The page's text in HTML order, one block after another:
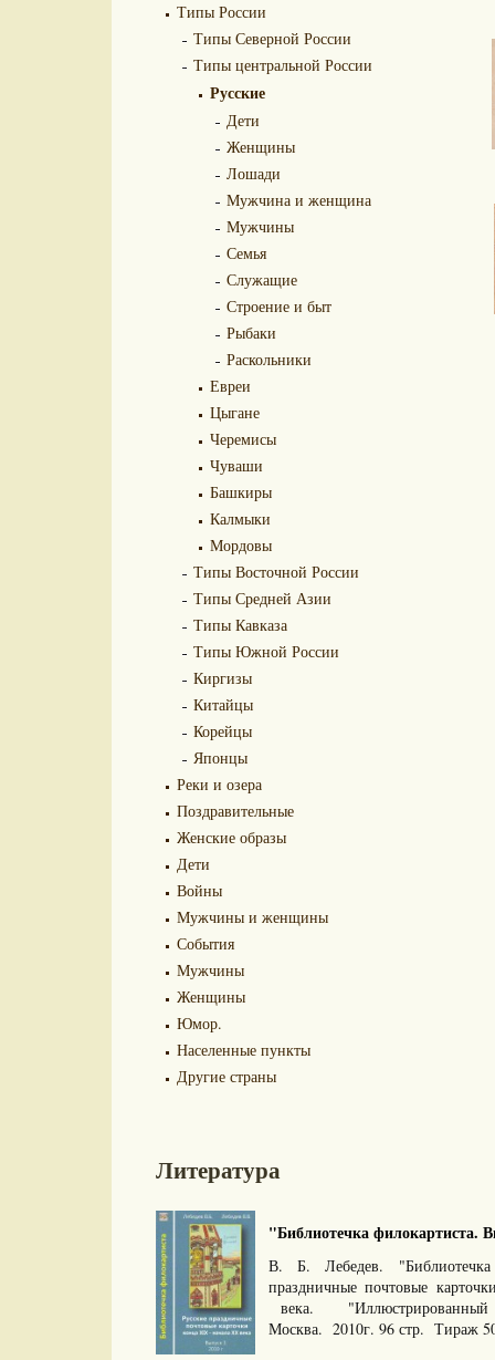
Типы России
Типы Северной России
Типы центральной России
Русские
Дети
Женщины
Лошади
Мужчина и женщина
Мужчины
Семья
Служащие
Строение и быт
Рыбаки
Раскольники
Евреи
Цыгане
Черемисы
Чуваши
Башкиры
Калмыки
Мордовы
Типы Восточной России
Типы Средней Азии
Типы Кавказа
Типы Южной России
Киргизы
Китайцы
Корейцы
Японцы
Реки и озера
Поздравительные
Женские образы
Дети
Войны
Мужчины и женщины
События
Мужчины
Женщины
Юмор.
Населенные пункты
Другие страны
Литература
"Библиотечка филокартиста.
В. Б. Лебедев. "Библиотечка
праздничные почтовые
века.
Москва. 2010г. 96 стр. Тираж